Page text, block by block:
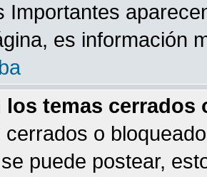
Importantes
es información
los temas cerrados
cerrados o
puede postear,